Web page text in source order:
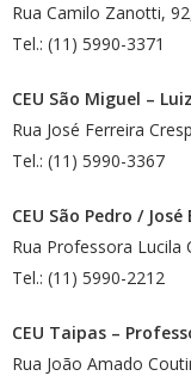
Rua Camilo Zanotti,
Tel.: (11) 5990-3371
CEU São Miguel –
Rua José Ferreira
Tel.: (11) 5990-3367
CEU São Pedro /
Rua Professora Lucila
Tel.: (11) 5990-2212
CEU Taipas –
Rua João Amado